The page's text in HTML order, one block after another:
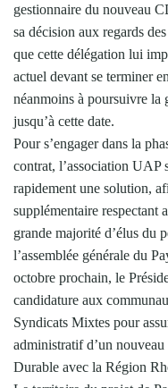
gestionnaire du nouveau
sa décision aux regards
que cette délégation lui
actuel devant se terminer
néanmoins à poursuivre la
jusqu’à cette date.
Pour s’engager dans la
contrat, l’association UAP
rapidement une solution,
supplémentaire respectant
grande majorité d’élus du
l’assemblée générale du
octobre prochain, le
candidature aux
Syndicats Mixtes pour
administratif d’un
Durable avec la Région